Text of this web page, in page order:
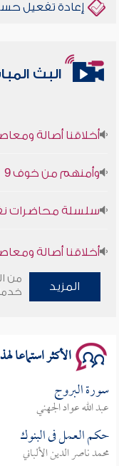
إعادة تفعيل
البث
أخلاقنا أصالة
وأمنهم من خوف 9
سلسلة محاضرات
أخلاقنا أصالة
وأمنهم من خوف 9
المزيد
من
الأكثر استماعا
سورة البروج
عبد الله عواد الجهني
حكم العمل فى البنوك
محمد ناصر الدين الألباني